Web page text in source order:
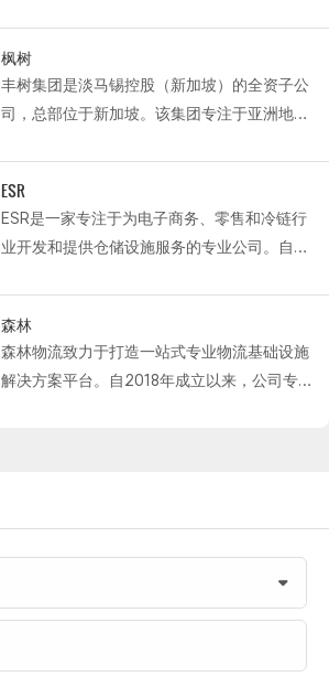
州、佛山、德清、海宁、云南、成都、重庆、
西安、沉阳、上海、嘉兴。 Fastlink 为 VX 提
供的解决方案主要包括：保温分段式门、铝合
金单板门、高速冷库滑动门。以及液压装卸平
力，致力于为客户提供更高品质的物流仓储设
施和配套的增值金融服务。公司自 2015 年起
与平安房地产开展合作。作为设备供应商，快
分段门以及装卸系统产品，项目遍布西安、南
通、嘉兴、武汉、杭州、重庆、天津、上海、
常熟、成都、宁波、镇江、无锡等城市。
链服务商提供优质服务，助力物流行业向高附
加值领域转型升级。
Fastlink为菜鸟网络提供的解决方案包括：保
液压装卸平台。这些高效可靠的硬件设施为其
现代化物流系统的建设和运营提供了支持。
枫树
丰树集团是淡马锡控股（新加坡）的全资子公
司，总部位于新加坡。该集团专注于亚洲地区
业务涵盖物流、工业园区和数据中心等领域。
其业务遍及13个国家和地区，包括新加坡、中
国和印度。
Logistics 建立了长期合作关系，持续为西
安、南通、嘉兴、武汉、杭州、重庆、天津、
上海、常熟、成都、宁波、镇江、无锡等城市
ESR
ESR是一家专注于为电子商务、零售和冷链行
业开发和提供仓储设施服务的专业公司。自
零售和冷链行业。
Fastlink 为 ESR 提供​​的解决方案包括高效的物
流设备，例如保温分段门、单板分段门和液压
森林
森林物流致力于打造一站式专业物流基础设施
解决方案平台。自2018年成立以来，公司专
设施解决方案包括：保温分段式门、单板分段
式门和液压装卸平台。
性，完全满足 Forest Logistics 在物流仓储运